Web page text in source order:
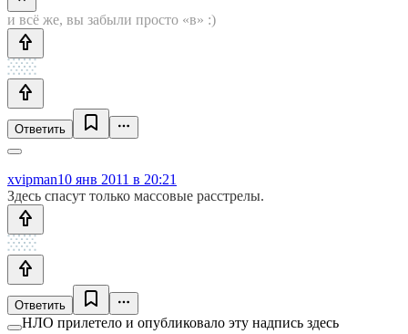
и всё же, вы забыли просто «в» :)
Ответить
xvipman10 янв 2011 в 20:21
Здесь спасут только массовые расстрелы.
Ответить
НЛО прилетело и опубликовало эту надпись здесь